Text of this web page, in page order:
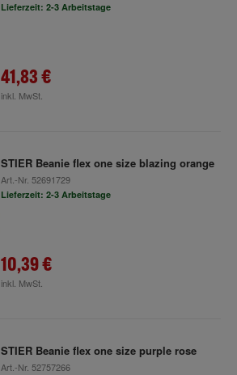
Lieferzeit: 2-3 Arbeitstage
41,83 €
inkl. MwSt.
STIER Beanie flex one size blazing orange
Art.-Nr. 52691729
Lieferzeit: 2-3 Arbeitstage
10,39 €
inkl. MwSt.
STIER Beanie flex one size purple rose
Art.-Nr. 52757266